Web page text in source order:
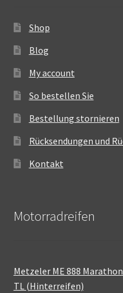
Shop
Blog
My account
So bestellen Sie
Bestellung stornieren
Rücksendungen und
Kontakt
Motorradreifen
Metzeler ME 888
TL (Hinterreifen)